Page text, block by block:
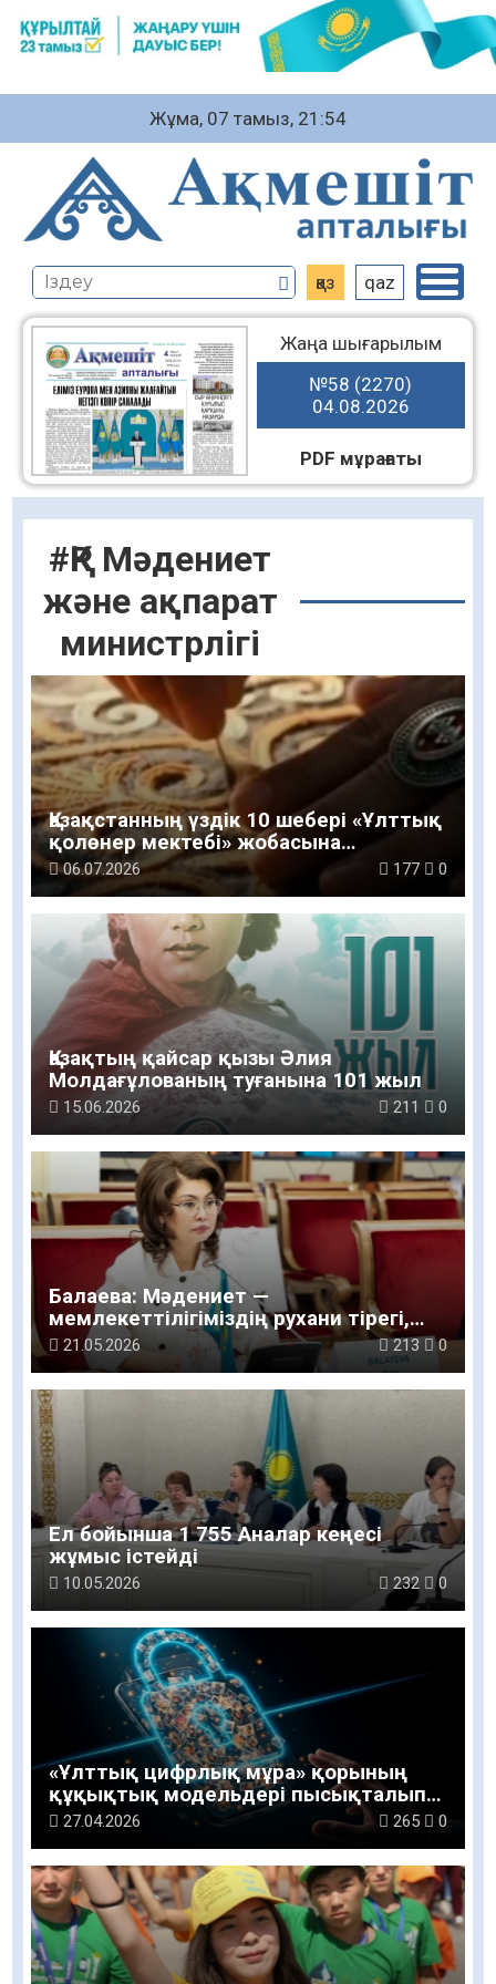
Жұма, 07 тамыз, 21:54
қаз qaz
Жаңа шығарылым
№58 (2270)
04.08.2026
PDF мұрағаты
#ҚР Мәдениет
және ақпарат
министрлігі
Қазақстанның үздік 10 шебері «Ұлттық
қолөнер мектебі» жобасына
қатысады
06.07.2026 177 0
Қазақтың қайсар қызы Әлия
Молдағұлованың туғанына 101 жыл
15.06.2026 211 0
Балаева: Мәдениет —
мемлекеттілігіміздің рухани тірегі,
халқымыздың тарихи санасы
21.05.2026 213 0
Ел бойынша 1 755 Аналар кеңесі
жұмыс істейді
10.05.2026 232 0
«Ұлттық цифрлық мұра» қорының
құқықтық модельдері пысықталып
жатыр
27.04.2026 265 0